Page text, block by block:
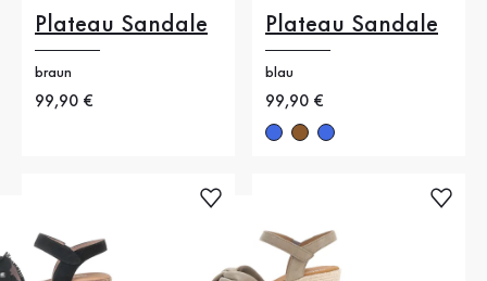
Plateau Sandale
braun
Neuer Preis
99,90 €
Plateau Sandale
blau
Neuer Preis
99,90 €